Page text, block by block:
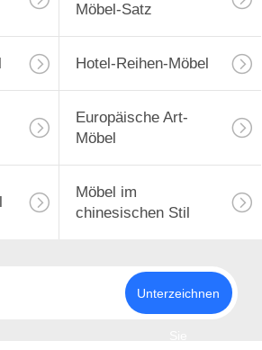
Möbel-Satz
Hotel-Reihen-Möbel
Europäische Art-
Möbel
Möbel im
chinesischen Stil
Unterzeichnen